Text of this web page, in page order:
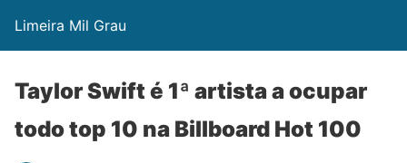
Limeira Mil Grau
Taylor Swift é 1ª artista a ocupar
todo top 10 na Billboard Hot 100